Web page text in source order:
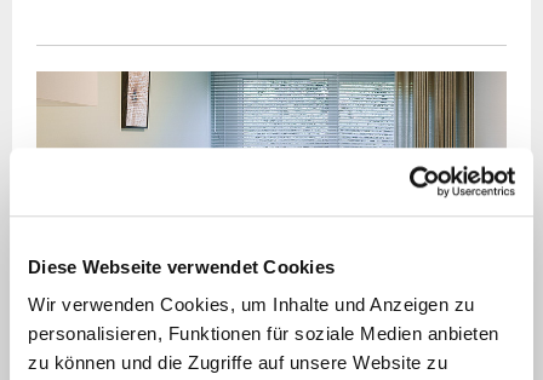
Diese Webseite verwendet Cookies
Wir verwenden Cookies, um Inhalte und Anzeigen zu
personalisieren, Funktionen für soziale Medien anbieten
zu können und die Zugriffe auf unsere Website zu